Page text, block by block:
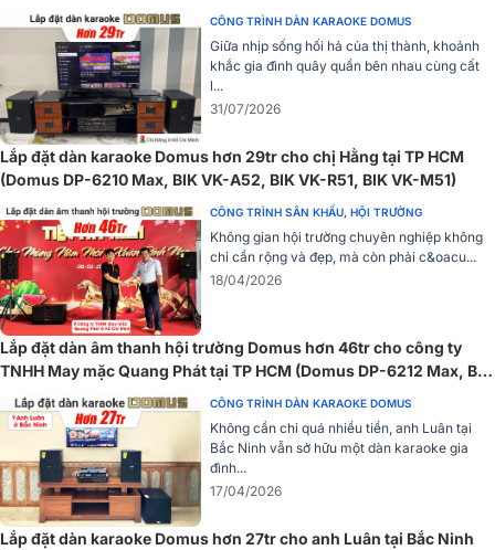
âm treble mượt mà và rõ ràng, mang đến trải nghiệm âm thanh chân
thực, phù hợp cho cả karaoke và các thể loại nhạc sôi động.
Công suất vượt trội
Với công suất RMS 250W, MAX 500W và Peak lên đến 1000W, loa
Domus DP-6210 cung cấp hiệu suất âm thanh vượt trội, tạo ra âm
thanh rõ ràng, mạnh mẽ và đầy sức sống. Dù bạn đang sử dụng loa
cho các buổi karaoke sôi động hay sự kiện âm nhạc chuyên nghiệp,
loa luôn đảm bảo khả năng xử lý âm thanh mạnh mẽ, không bị méo
tiếng, mang đến trải nghiệm âm thanh sống động và cuốn hút.
CÔNG TRÌNH DÀN KARAOKE DOMUS
Giữa nhịp sống hối hả của thị thành, khoảnh
khắc gia đình quây quần bên nhau cùng cất
l...
31/07/2026
Lắp đặt dàn karaoke Domus hơn 29tr cho chị Hằng tại TP HCM
(Domus DP-6210 Max, BIK VK-A52, BIK VK-R51, BIK VK-M51)
CÔNG TRÌNH SÂN KHẤU, HỘI TRƯỜNG
Không gian hội trường chuyên nghiệp không
chỉ cần rộng và đẹp, mà còn phải c&oacu...
18/04/2026
Lắp đặt dàn âm thanh hội trường Domus hơn 46tr cho công ty
TNHH May mặc Quang Phát tại TP HCM (Domus DP-6212 Max, BIK
VM630A, Bksound KP500...)CÔNG TRÌNH DÀN KARAOKE DOMUS
Không cần chi quá nhiều tiền, anh Luân tại
Bắc Ninh vẫn sở hữu một dàn karaoke gia
đình...
17/04/2026
Lắp đặt dàn karaoke Domus hơn 27tr cho anh Luân tại Bắc Ninh